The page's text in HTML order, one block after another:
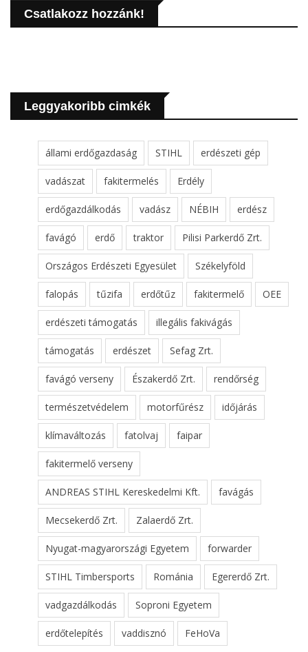
Csatlakozz hozzánk!
Leggyakoribb cimkék
állami erdőgazdaság STIHL erdészeti gép
vadászat fakitermelés Erdély
erdőgazdálkodás vadász NÉBIH erdész
favágó erdő traktor Pilisi Parkerdő Zrt.
Országos Erdészeti Egyesület Székelyföld
falopás tűzifa erdőtűz fakitermelő OEE
erdészeti támogatás illegális fakivágás
támogatás erdészet Sefag Zrt.
favágó verseny Északerdő Zrt. rendőrség
természetvédelem motorfűrész időjárás
klímaváltozás fatolvaj faipar
fakitermelő verseny
ANDREAS STIHL Kereskedelmi Kft. favágás
Mecsekerdő Zrt. Zalaerdő Zrt.
Nyugat-magyarországi Egyetem forwarder
STIHL Timbersports Románia Egererdő Zrt.
vadgazdálkodás Soproni Egyetem
erdőtelepítés vaddisznó FeHoVa